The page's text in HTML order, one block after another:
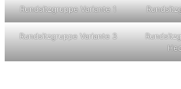
Rundsitzgruppe Variante 1
Rundsitzgruppe Variante 3